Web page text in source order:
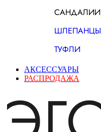
САНДАЛИИ
ШЛЕПАНЦЫ
ТУФЛИ
АКСЕССУАРЫ
РАСПРОДАЖА